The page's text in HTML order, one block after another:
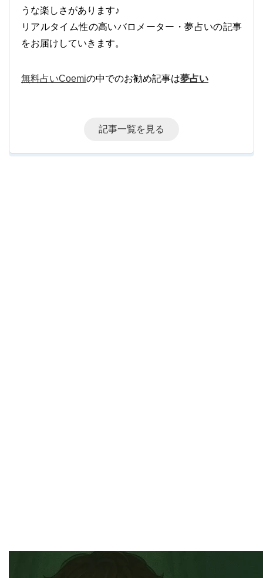
うな楽しさがあります♪
リアルタイム性の高いバロメーター・夢占いの記事
をお届けしていきます。
無料占いCoemiの中でのお勧め記事は夢占い
記事一覧を見る